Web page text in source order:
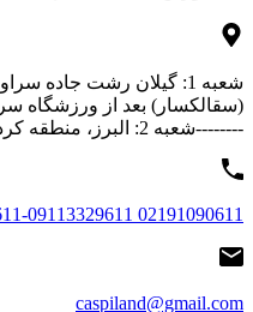
شعبه 1: گیلان رشت جاده
(سقالکسار) بعد از ورزشگاه
--------شعبه 2: البرز، منطقه کردان، سهیلیه، خ ولیعصر، سنقرآباد
02191090611 09120259611-09113329611
caspiland@gmail.com